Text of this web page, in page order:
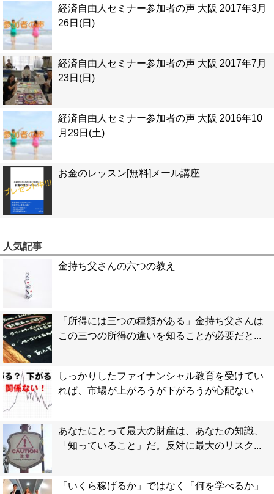
経済自由人セミナー参加者の声 大阪 2017年3月
26日(日)
経済自由人セミナー参加者の声 大阪 2017年7月
23日(日)
経済自由人セミナー参加者の声 大阪 2016年10
月29日(土)
お金のレッスン[無料]メール講座
人気記事
金持ち父さんの六つの教え
「所得には三つの種類がある」金持ち父さんは
この三つの所得の違いを知ることが必要だと...
しっかりしたファイナンシャル教育を受けてい
れば、市場が上がろうが下がろうが心配ない
あなたにとって最大の財産は、あなたの知識、
「知っていること」だ。反対に最大のリスク...
「いくら稼げるか」ではなく「何を学べるか」